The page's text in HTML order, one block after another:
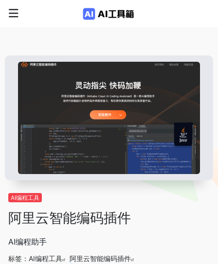
AI编程工具
阿里云智能编码插件
AI编程助手
标签： AI编程工具 阿里云智能编码插件